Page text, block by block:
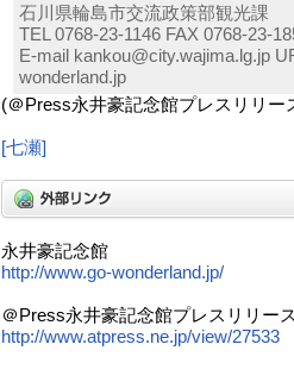
石川県輪島市交流政策部観光課
TEL 0768-23-1146 FAX 0768-23-
E-mail kankou@city.wajima.lg.jp
wonderland.jp
(＠Press永井豪記念館プレスリリー
[七瀬]
永井豪記念館
http://www.go-wonderland.jp/
＠Press永井豪記念館プレスリリー
http://www.atpress.ne.jp/view/27533